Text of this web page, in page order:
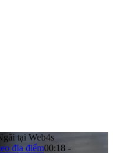
tại Web4s
địa điểm00:18 -